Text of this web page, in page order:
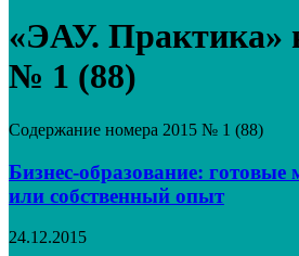
«ЭАУ. Практика»
№ 1 (88)
Содержание номера 2015 № 1 (88)
Бизнес-образование: готовые
или собственный опыт
24.12.2015